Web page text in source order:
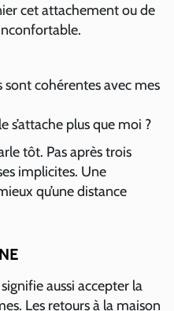
cet attachement ou de
sont cohérentes avec mes
s’attache plus que moi ?
tôt. Pas après trois
implicites. Une
qu’une distance
aussi accepter la
Les retours à la maison